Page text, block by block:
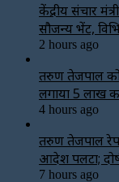
केंद्रीय संचार
सौजन्य भेंट,
2 hours ago
तरुण तेजपाल को
लगाया ₹5 लाख
4 hours ago
तरुण तेजपाल रेप
आदेश पलटा;
7 hours ago